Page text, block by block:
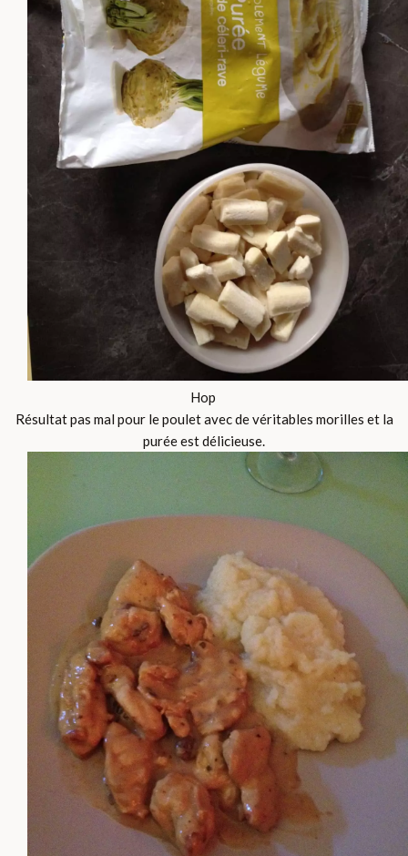
Hop
Résultat pas mal pour le poulet avec de véritables morilles et la
purée est délicieuse.